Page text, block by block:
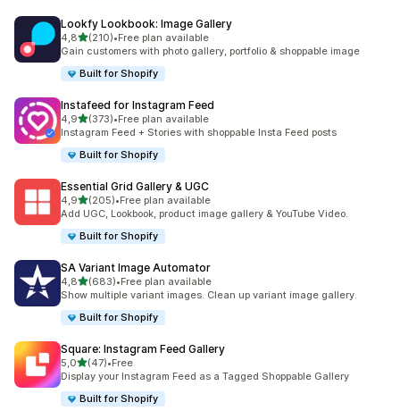
Lookfy Lookbook: Image Gallery
4,8de 5 estrelas
(210)
210 total de avaliações
•Free plan available
Gain customers with photo gallery, portfolio & shoppable image
Built for Shopify
Instafeed for Instagram Feed
4,9de 5 estrelas
(373)
373 total de avaliações
•Free plan available
Instagram Feed + Stories with shoppable Insta Feed posts
Built for Shopify
Essential Grid Gallery & UGC
4,9de 5 estrelas
(205)
205 total de avaliações
•Free plan available
Add UGC, Lookbook, product image gallery & YouTube Video.
Built for Shopify
SA Variant Image Automator
4,8de 5 estrelas
(683)
683 total de avaliações
•Free plan available
Show multiple variant images. Clean up variant image gallery.
Built for Shopify
Square: Instagram Feed Gallery
5,0de 5 estrelas
(47)
47 total de avaliações
•Free
Display your Instagram Feed as a Tagged Shoppable Gallery
Built for Shopify